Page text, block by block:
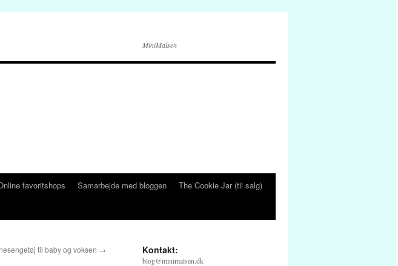
MiniMalsen
favoritshops Samarbejde med bloggen
The Cookie Jar (til salg)
til baby og voksen → Kontakt:
blog@minimalsen.dk